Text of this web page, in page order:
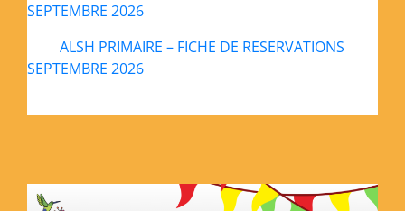
SEPTEMBRE 2026
ALSH PRIMAIRE – FICHE DE RESERVATIONS
SEPTEMBRE 2026